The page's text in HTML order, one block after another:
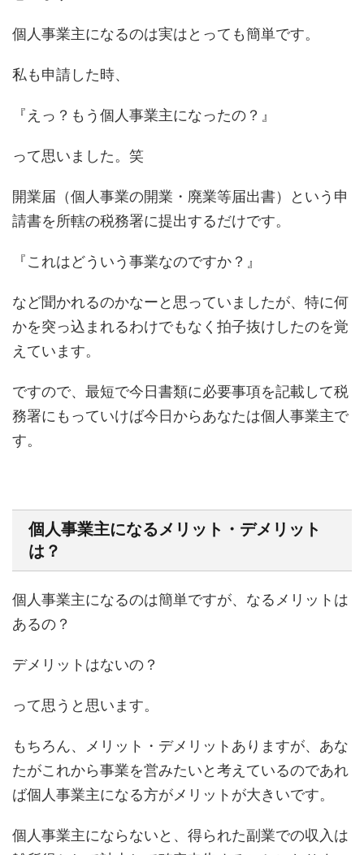
個人事業主になるのは実はとっても簡単です。
私も申請した時、
『えっ？もう個人事業主になったの？』
って思いました。笑
開業届（個人事業の開業・廃業等届出書）という申
請書を所轄の税務署に提出するだけです。
『これはどういう事業なのですか？』
など聞かれるのかなーと思っていましたが、特に何
かを突っ込まれるわけでもなく拍子抜けしたのを覚
えています。
ですので、最短で今日書類に必要事項を記載して税
務署にもっていけば今日からあなたは個人事業主で
す。
個人事業主になるメリット・デメリット
は？
個人事業主になるのは簡単ですが、なるメリットは
あるの？
デメリットはないの？
って思うと思います。
もちろん、メリット・デメリットありますが、あな
たがこれから事業を営みたいと考えているのであれ
ば個人事業主になる方がメリットが大きいです。
個人事業主にならないと、得られた副業での収入は